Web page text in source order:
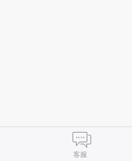
客服